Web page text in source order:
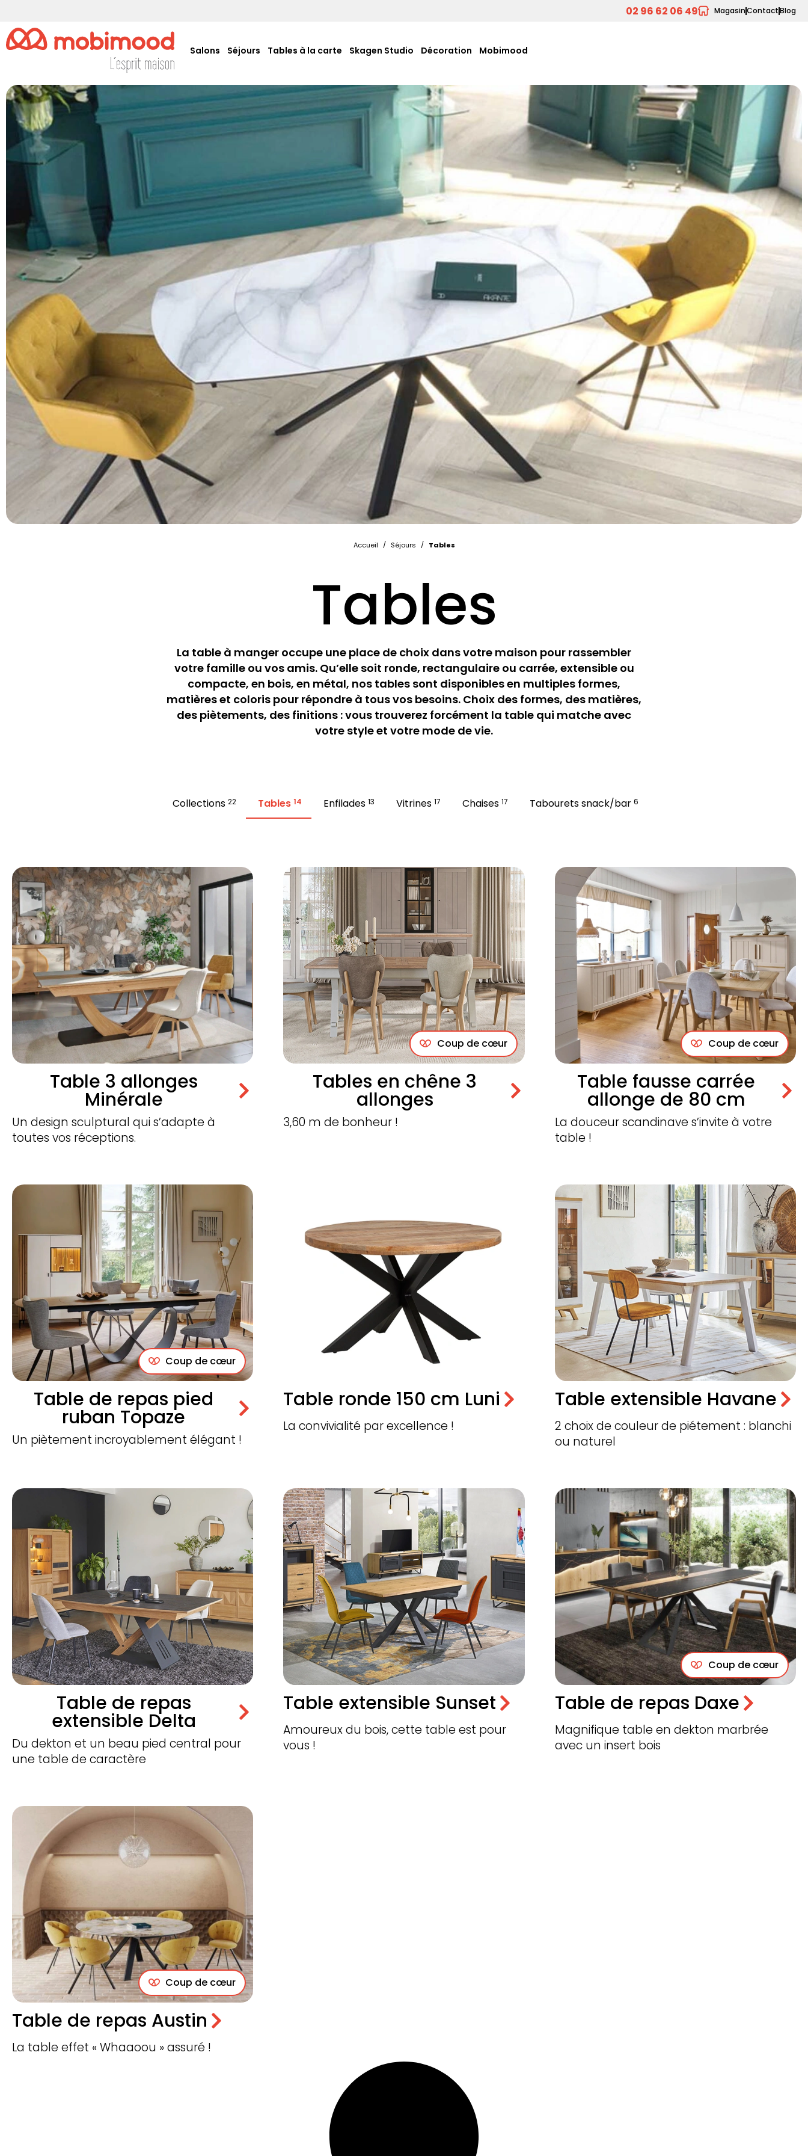
02 96 62 06 49 MagasinContactBlog
Salons Séjours Tables à la carte Skagen Studio Décoration Mobimood
Accueil / Séjours / Tables
Tables
La table à manger occupe une place de choix dans votre maison pour rassembler
votre famille ou vos amis. Qu’elle soit ronde, rectangulaire ou carrée, extensible ou
compacte, en bois, en métal, nos tables sont disponibles en multiples formes,
matières et coloris pour répondre à tous vos besoins. Choix des formes, des matières,
des piètements, des finitions : vous trouverez forcément la table qui matche avec
votre style et votre mode de vie.
Collections 22 Tables 14 Enfilades 13 Vitrines 17 Chaises 17 Tabourets snack/bar 6
Table 3 allonges
Minérale
​Un design sculptural qui s’adapte à
toutes vos réceptions.
Coup de cœur
Tables en chêne 3
allonges
3,60 m de bonheur !
Coup de cœur
Table fausse carrée
allonge de 80 cm
La douceur scandinave s’invite à votre
table !
Coup de cœur
Table de repas pied
ruban Topaze
Un piètement incroyablement élégant !
Table ronde 150 cm Luni
La convivialité par excellence !
Table extensible Havane
2 choix de couleur de piétement : blanchi
ou naturel
Table de repas
extensible Delta
Du dekton et un beau pied central pour
une table de caractère
Table extensible Sunset
Amoureux du bois, cette table est pour
vous !
Coup de cœur
Table de repas Daxe
Magnifique table en dekton marbrée
avec un insert bois
Coup de cœur
Table de repas Austin
La table effet « Whaaoou » assuré !